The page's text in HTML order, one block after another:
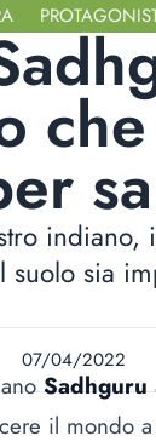
suolo sia
07/04/2022
Sadhguru
il mondo